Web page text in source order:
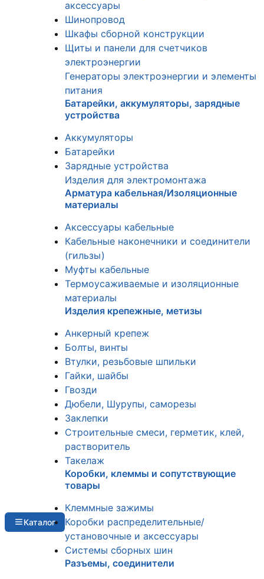
Каталог
аксессуары
Шинопровод
Шкафы сборной конструкции
Щиты и панели для счетчиков
электроэнергии
Генераторы электроэнергии и элементы
питания
Батарейки, аккумуляторы, зарядные
устройства
Аккумуляторы
Батарейки
Зарядные устройства
Изделия для электромонтажа
Арматура кабельная/Изоляционные
материалы
Аксессуары кабельные
Кабельные наконечники и соединители
(гильзы)
Муфты кабельные
Термоусаживаемые и изоляционные
материалы
Изделия крепежные, метизы
Анкерный крепеж
Болты, винты
Втулки, резьбовые шпильки
Гайки, шайбы
Гвозди
Дюбели, Шурупы, саморезы
Заклепки
Строительные смеси, герметик, клей,
растворитель
Такелаж
Коробки, клеммы и сопутствующие
товары
Клеммные зажимы
Коробки распределительные/
установочные и аксессуары
Системы сборных шин
Разъемы, соединители